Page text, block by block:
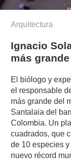
Arquitectura
Ignacio
más
El biólogo y
el responsable
más grande del
Santalaia del
Colombia. Un
cuadrados, que
de 10 especies
nuevo récord